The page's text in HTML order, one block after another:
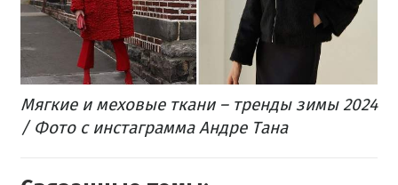
Мягкие и меховые ткани – тренды зимы 2024
/ Фото с инстаграмма Андре Тана